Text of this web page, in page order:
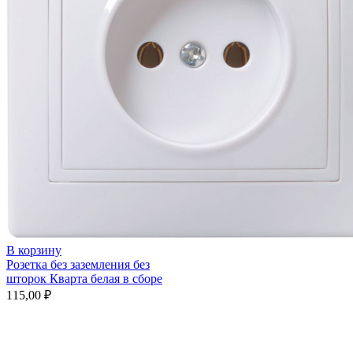
В корзину
Розетка без заземления без
шторок Кварта белая в сборе
115,00 ₽